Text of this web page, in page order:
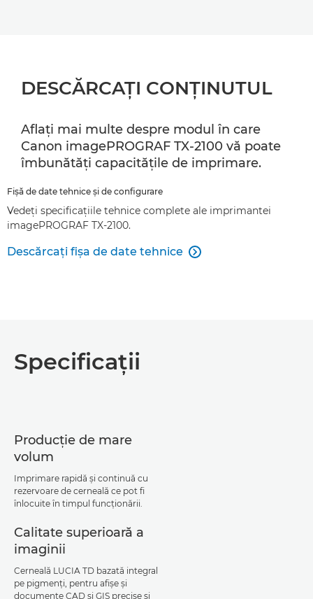
DESCĂRCAŢI CONŢINUTUL
Aflaţi mai multe despre modul în care
Canon imagePROGRAF TX-2100 vă poate
îmbunătăţi capacităţile de imprimare.
Fişă de date tehnice şi de configurare
Vedeţi specificaţiile tehnice complete ale imprimantei
imagePROGRAF TX-2100.
Descărcaţi fişa de date tehnice 
Specificaţii
Producţie de mare
volum
Imprimare rapidă şi continuă cu
rezervoare de cerneală ce pot fi
înlocuite în timpul funcţionării.
Calitate superioară a
imaginii
Cerneală LUCIA TD bazată integral
pe pigmenţi, pentru afişe şi
documente CAD şi GIS precise şi